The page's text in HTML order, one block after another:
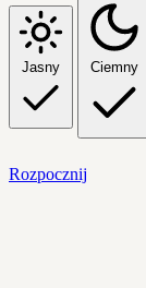
Jasny Ciemny
Rozpocznij